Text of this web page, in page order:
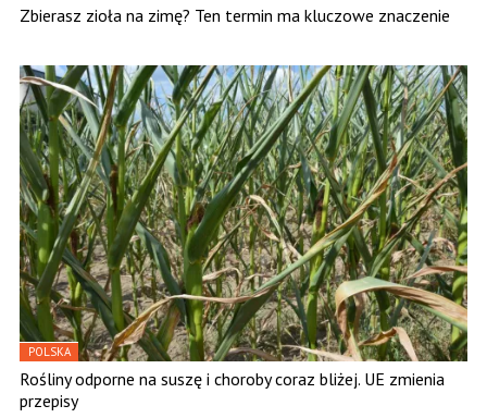
Zbierasz zioła na zimę? Ten termin ma kluczowe znaczenie
POLSKA
Rośliny odporne na suszę i choroby coraz bliżej. UE zmienia
przepisy